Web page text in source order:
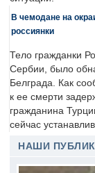
В чемодане на
россиянки
Тело гражданки
Сербии, было
Белграда. Как
к ее смерти
гражданина
сейчас
НАШИ